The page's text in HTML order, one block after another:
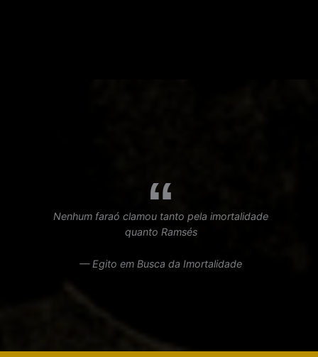
Nenhum faraó clamou tanto pela imortalidade
quanto Ramsés
— Egito em Busca da Imortalidade